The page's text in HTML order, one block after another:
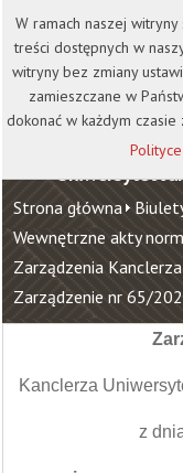
Wirtualna Uczelnia
Uniwersytet
Strona główna
Wewnętrzne akty
Zarządzenia
Zarządzenie nr 65/
Kanclerza
z
W ramach naszej
treści dostępnych w
witryny bez zmiany
zamieszczane w
dokonać w każdym